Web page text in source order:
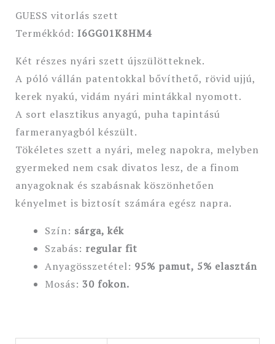
GUESS vitorlás szett
Termékkód: I6GG01K8HM4
Két részes nyári szett újszülötteknek.
A póló vállán patentokkal bővíthető, rövid ujjú,
kerek nyakú, vidám nyári mintákkal nyomott.
A sort elasztikus anyagú, puha tapintású
farmeranyagból készült.
Tökéletes szett a nyári, meleg napokra, melyben
gyermeked nem csak divatos lesz, de a finom
anyagoknak és szabásnak köszönhetően
kényelmet is biztosít számára egész napra.
Szín: sárga, kék
Szabás: regular fit
Anyagösszetétel: 95% pamut, 5% elasztán
Mosás: 30 fokon.